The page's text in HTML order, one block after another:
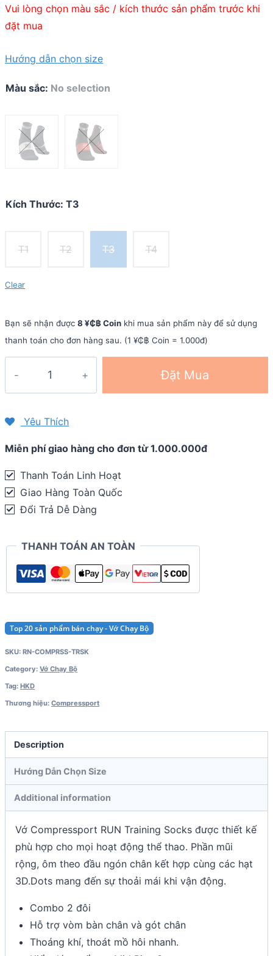
Vui lòng chọn màu sắc / kích thước sản phẩm trước khi
đặt mua
Hướng dẫn chọn size
Màu sắc: No selection
Kích Thước: T3
T1 T2 T3 T4
Clear
Bạn sẽ nhận được 8 ¥₵฿ Coin khi mua sản phẩm này để sử dụng
thanh toán cho đơn hàng sau. (1 ¥₵฿ Coin = 1.000đ)
Compressport
Training
Socks
(Combo
2
Đặt Mua
Yêu Thích
Miễn phí giao hàng cho đơn từ 1.000.000đ
Thanh Toán Linh Hoạt
Giao Hàng Toàn Quốc
Đổi Trả Dễ Dàng
THANH TOÁN AN TOÀN
Top 20 sản phẩm bán chạy - Vớ Chạy Bộ
SKU: RN-COMPRSS-TRSK
Category: Vớ Chạy Bộ
Tag: HKD
Thương hiệu: Compressport
Description
Hướng Dẫn Chọn Size
Additional information
Vớ Compressport RUN Training Socks được thiết kế
phù hợp cho mọi hoạt động thể thao. Phần mũi
rộng, ôm theo đầu ngón chân kết hợp cùng các hạt
3D.Dots mang đến sự thoải mái khi vận động.
Combo 2 đôi
Hỗ trợ vòm bàn chân và gót chân
Thoáng khí, thoát mồ hôi nhanh.